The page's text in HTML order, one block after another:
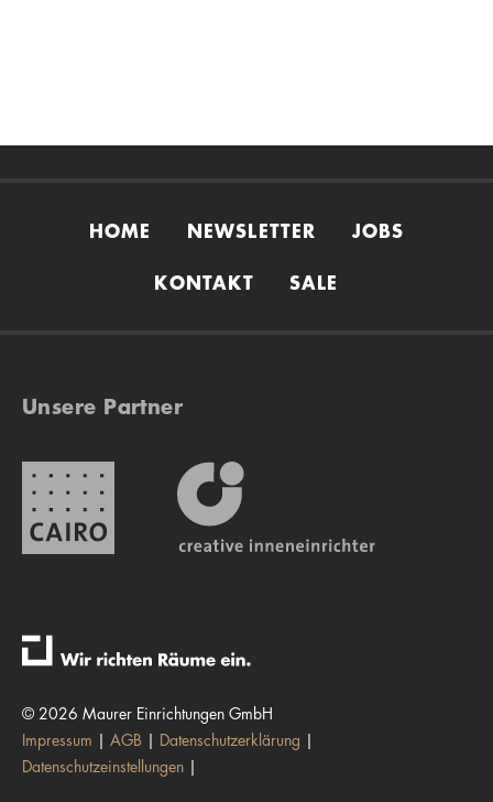
HOME NEWSLETTER JOBS
KONTAKT SALE
Unsere Partner
© 2026 Maurer Einrichtungen GmbH
Impressum
AGB
Datenschutzerklärung
Datenschutzeinstellungen